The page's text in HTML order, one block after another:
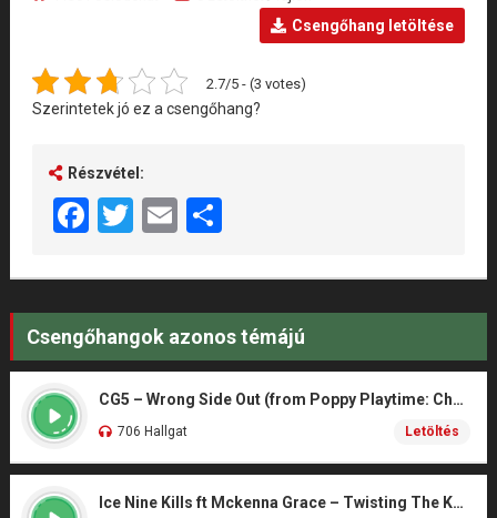
Csengőhang letöltése
2.7/5 - (3 votes)
Szerintetek jó ez a csengőhang?
Részvétel:
Facebook
Twitter
EmailShare
Csengőhangok azonos témájú
CG5 – Wrong Side Out (from Poppy Playtime: Chapter 5)
706 Hallgat Letöltés
Ice Nine Kills ft Mckenna Grace – Twisting The Knife (From SCREAM 7)